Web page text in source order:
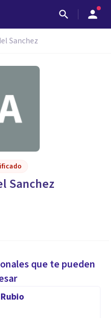
Sanchez
Sanchez
que te pueden